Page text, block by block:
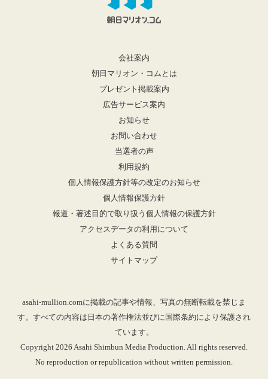
会社案内
朝日マリオン・コムとは
プレゼント掲載案内
広告サービス案内
お知らせ
お問い合わせ
当選者の声
利用規約
個人情報保護方針等の改定のお知らせ
個人情報保護方針
報道・著述目的で取り扱う個人情報の保護方針
アクセスデータの利用について
よくある質問
サイトマップ
asahi-mullion.comに掲載の記事や情報、写真の無断転載を禁じま
す。すべての内容は日本の著作権法並びに国際条約により保護され
ています。
Copyright 2026 Asahi Shimbun Media Production. All rights reserved.
No reproduction or republication without written permission.